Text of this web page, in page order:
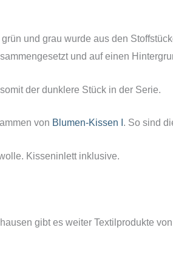
und grau wurde aus den
und auf einen
der dunklere Stück in der Serie.
von Blumen-Kissen I . So sind
Kisseninlett inklusive.
gibt es weiter Textilprodukte